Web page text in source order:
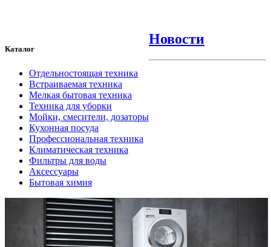
Каталог
Отдельностоящая техника
Встраиваемая техника
Мелкая бытовая техника
Техника для уборки
Мойки, смесители, дозаторы
Кухонная посуда
Профессиональная техника
Климатическая техника
Фильтры для воды
Аксессуары
Бытовая химия
Новости